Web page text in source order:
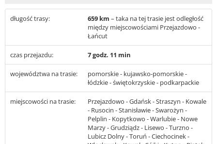
długość trasy: 659 km – taka na tej trasie jest odległość
między miejscowościami Przejazdowo -
Łańcut
czas przejazdu: 7 godz. 11 min
województwa na trasie:
pomorskie - kujawsko-pomorskie -
łódzkie - świętokrzyskie - podkarpackie
miejscowości na trasie:
Przejazdowo - Gdańsk - Straszyn - Kowale
- Rusocin - Stanisławie - Swarożyn -
Pelplin - Kopytkowo - Warlubie - Nowe
Marzy - Grudziądz - Lisewo - Turzno -
Lubicz Dolny - Toruń - Ciechocinek -